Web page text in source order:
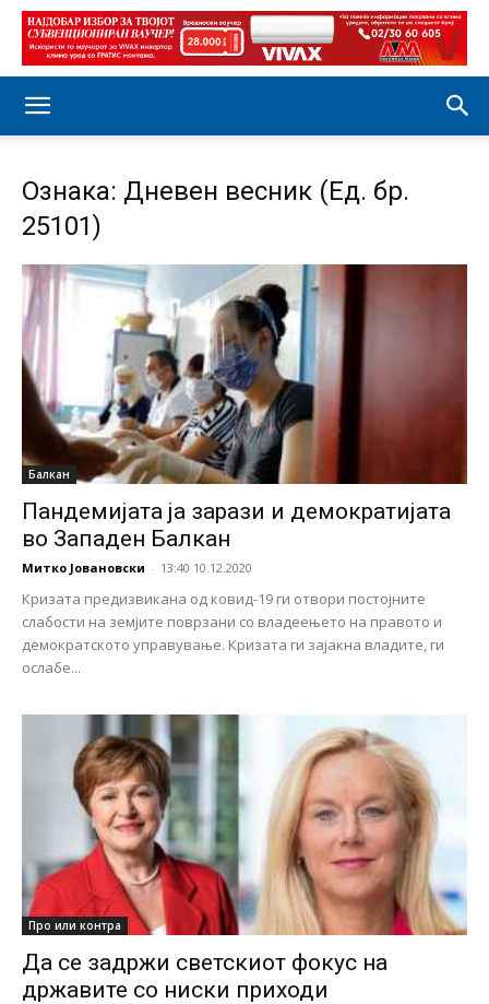
Ознака: Дневен весник (Ед. бр.
25101)
Балкан
Пандемијата ја зарази и демократијата
во Западен Балкан
Митко Јовановски - 13:40 10.12.2020
Кризата предизвикана од ковид-19 ги отвори постојните
слабости на земјите поврзани со владеењето на правото и
демократското управување. Кризата ги зајакна владите, ги
ослабе...
Про или контра
Да се задржи светскиот фокус на
државите со ниски приходи